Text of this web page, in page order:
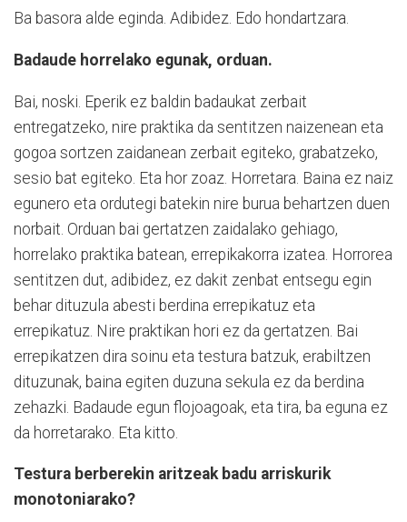
Ba basora alde eginda. Adibidez. Edo hondartzara.
Badaude horrelako egunak, orduan.
Bai, noski. Eperik ez baldin badaukat zerbait
entregatzeko, nire praktika da sentitzen naizenean eta
gogoa sortzen zaidanean zerbait egiteko, grabatzeko,
sesio bat egiteko. Eta hor zoaz. Horretara. Baina ez naiz
egunero eta ordutegi batekin nire burua behartzen duen
norbait. Orduan bai gertatzen zaidalako gehiago,
horrelako praktika batean, errepikakorra izatea. Horrorea
sentitzen dut, adibidez, ez dakit zenbat entsegu egin
behar dituzula abesti berdina errepikatuz eta
errepikatuz. Nire praktikan hori ez da gertatzen. Bai
errepikatzen dira soinu eta testura batzuk, erabiltzen
dituzunak, baina egiten duzuna sekula ez da berdina
zehazki. Badaude egun flojoagoak, eta tira, ba eguna ez
da horretarako. Eta kitto.
Testura berberekin aritzeak badu arriskurik
monotoniarako?